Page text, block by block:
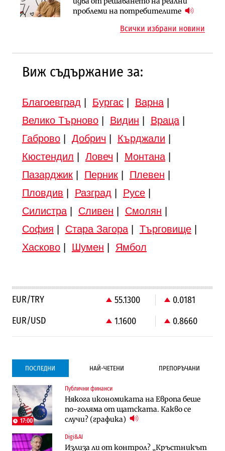
проблеми на потребителите
парцеларния план за
езеро става част от бъдещата
Всички избрани новини
Виж съдържание за:
Благоевград Бургас| Варна|
Велико Търново| Видин Враца|
Габрово| Добрич Кърджали
Кюстендил
Ловеч Монтана|
Пазарджик| Перник| Плевен
Пловдив
Разград Русе|
Силистра| Сливен Смолян
София
Стара Загора| Търговище|
Хасково| Шумен Ямбол
EUR/TRY 55.1300
0.0181
EUR/USD
1.1600 0.8660
ПОСЛЕДНИ НАЙ-ЧЕТЕНИ ПРЕПОРЪЧАНИ
17:00
Публични финанси
Някога икономиката на Европа беше
по-голяма от щатската. Какво се
случи? (графика)
Digi&AI
Излиза ли от контрол? „Кръстникът
Градоустройство
Столична община избра изпълнител за
преместването на трамвайното
трасе по бул. „Скобелев“
Компании
Vivacom предлага над 150 устройства с
Компании
Vivacom предлага над 150 устройства с
90% отстъпка през август
Градоустройство
Столична община избра изпълнител за